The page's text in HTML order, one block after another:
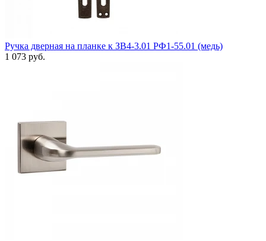
Ручка дверная на планке к ЗВ4-3.01 РФ1-55.01 (медь)
1 073 руб.